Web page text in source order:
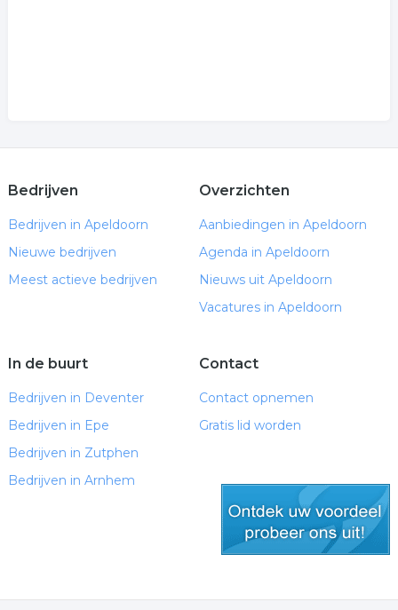
Bedrijven
Bedrijven in Apeldoorn
Nieuwe bedrijven
Meest actieve bedrijven
Overzichten
Aanbiedingen in Apeldoorn
Agenda in Apeldoorn
Nieuws uit Apeldoorn
Vacatures in Apeldoorn
In de buurt
Bedrijven in Deventer
Bedrijven in Epe
Bedrijven in Zutphen
Bedrijven in Arnhem
Contact
Contact opnemen
Gratis lid worden